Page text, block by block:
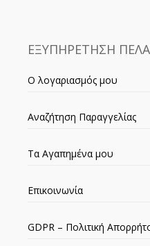
ΕΞΥΠΗΡΕΤΗΣΗ
Ο λογαριασμός μου
Αναζήτηση Παραγγελίας
Τα Αγαπημένα μου
Επικοινωνία
GDPR – Πολιτική